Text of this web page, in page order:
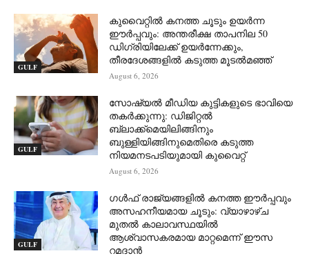
GULF
കുവൈറ്റിൽ കനത്ത ചൂടും ഉയർന്ന
ഈർപ്പവും: അന്തരീക്ഷ താപനില 50
ഡിഗ്രിയിലേക്ക് ഉയർന്നേക്കും,
തീരദേശങ്ങളിൽ കടുത്ത മൂടൽമഞ്ഞ്
August 6, 2026
GULF
സോഷ്യൽ മീഡിയ കുട്ടികളുടെ ഭാവിയെ
തകർക്കുന്നു: ഡിജിറ്റൽ
ബ്ലാക്ക്‌മെയിലിങ്ങിനും
ബുള്ളിയിങ്ങിനുമെതിരെ കടുത്ത
നിയമനടപടിയുമായി കുവൈറ്റ്
August 6, 2026
GULF
ഗൾഫ് രാജ്യങ്ങളിൽ കനത്ത ഈർപ്പവും
അസഹനീയമായ ചൂടും: വ്യാഴാഴ്ച
മുതൽ കാലാവസ്ഥയിൽ
ആശ്വാസകരമായ മാറ്റമെന്ന് ഈസ
റമദാൻ